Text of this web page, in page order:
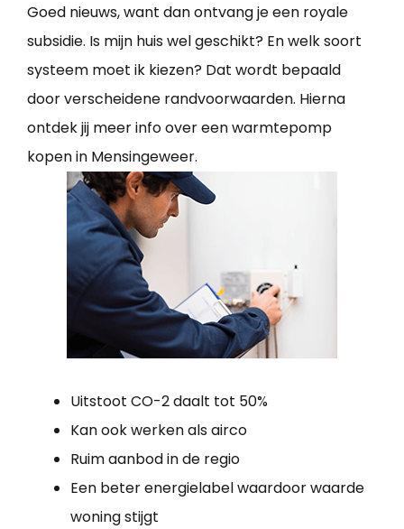
Goed nieuws, want dan ontvang je een royale
subsidie. Is mijn huis wel geschikt? En welk soort
systeem moet ik kiezen? Dat wordt bepaald
door verscheidene randvoorwaarden. Hierna
ontdek jij meer info over een warmtepomp
kopen in Mensingeweer.
Uitstoot CO-2 daalt tot 50%
Kan ook werken als airco
Ruim aanbod in de regio
Een beter energielabel waardoor waarde
woning stijgt